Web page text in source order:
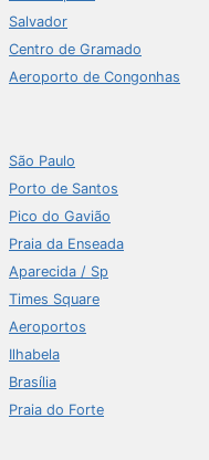
Salvador
Centro de Gramado
Aeroporto de Congonhas
São Paulo
Porto de Santos
Pico do Gavião
Praia da Enseada
Aparecida / Sp
Times Square
Aeroportos
Ilhabela
Brasília
Praia do Forte